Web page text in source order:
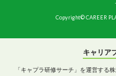
Copyright© CAREER
キャリア
「キャプラ研修サーチ」を運営する